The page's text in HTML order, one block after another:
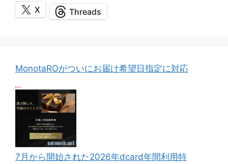
X Threads
MonotaROがついにお届け希望日指定に対応
7月から開始された2026年dcard年間利用特